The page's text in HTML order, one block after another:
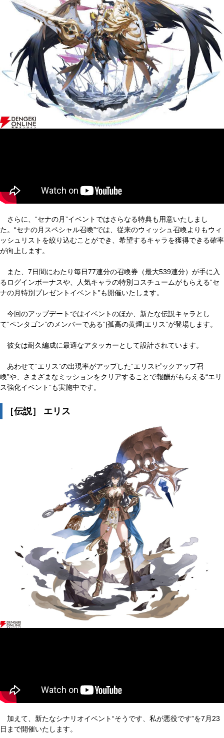
さらに、“セナの月”イベントではさらなる特典も用意いたしまし
た。“セナの月スペシャル召喚”では、従来のウィッシュ召喚よりもウィ
ッシュリストを絞り込むことができ、希望するキャラを獲得できる確率
が向上します。
また、7日間にわたり毎日77連分の召喚券（最大539連分）が手に入
るログインボーナスや、人気キャラの特別コスチュームがもらえる“セ
ナの月特別プレゼントイベント”も開催いたします。
今回のアップデートではイベントのほか、新たな伝説キャラとし
て“ペンタゴン”のメンバーである“[孤高の黄煙]エリス”が登場します。
彼女は耐久編成に最適なアタッカーとして設計されています。
あわせて“エリス”の出現率がアップした“エリスピックアップ召
喚”や、さまざまなミッションをクリアすることで報酬がもらえる“エリ
ス強化イベント”も実施中です。
［伝説］ エリス
加えて、新たなシナリオイベント“そうです、私が悪役です”を7月23
日まで開催いたします。